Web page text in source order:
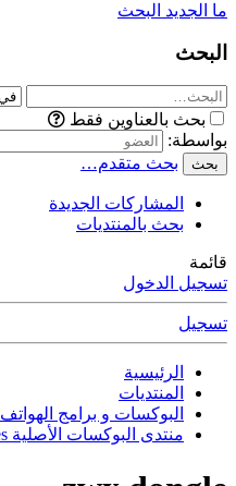
ما الجديد البحث
البحث
بحث بالعناوين فقط
بواسطة:
بحث بحث متقدم…
المشاركات الجديدة
بحث بالمنتديات
قائمة
تسجيل الدخول
تسجيل
الرئيسية
المنتديات
البوكسات و برامج الهواتف
منتدى البوكسات الأصلية Original Boxes